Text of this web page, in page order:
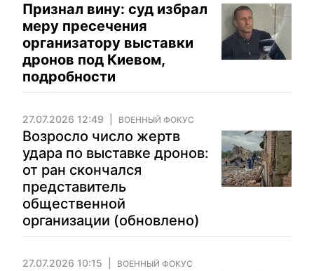
Признал вину: суд избрал
меру пресечения
организатору выставки
дронов под Киевом,
подробности
27.07.2026 12:49 ВОЕННЫЙ ФОКУС
Возросло число жертв
удара по выставке дронов:
от ран скончался
представитель
общественной
организации (обновлено)
27.07.2026 10:15 ВОЕННЫЙ ФОКУС